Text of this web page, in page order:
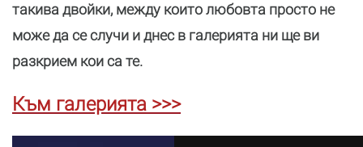
такива двойки, между които любовта просто не
може да се случи и днес в галерията ни ще ви
разкрием кои са те.
Към галерията >>>